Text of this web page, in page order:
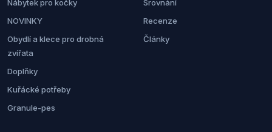
Nábytek pro kočky
NOVINKY
Obydlí a klece pro drobná
zvířata
Doplňky
Kuřácké potřeby
Granule-pes
Srovnání
Recenze
Články